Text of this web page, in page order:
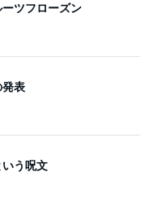
ツフローズン
発表
う呪文